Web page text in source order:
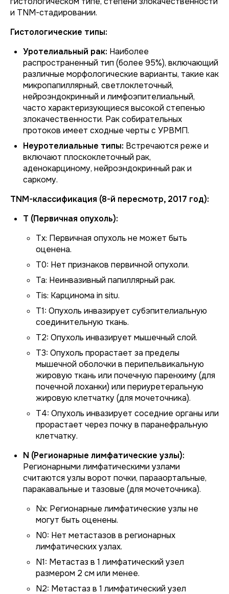
и TNM-стадировании.
Гистологические типы:
Уротелиальный рак: Наиболее
распространенный тип (более 95%), включающий
различные морфологические варианты, такие как
микропапиллярный, светлоклеточный,
нейроэндокринный и лимфоэпителиальный,
часто характеризующиеся высокой степенью
злокачественности. Рак собирательных
протоков имеет сходные черты с УРВМП.
Неуротелиальные типы: Встречаются реже и
включают плоскоклеточный рак,
аденокарциному, нейроэндокринный рак и
саркому.
TNM-классификация (8-й пересмотр, 2017 год):
T (Первичная опухоль):
Tx: Первичная опухоль не может быть
оценена.
T0: Нет признаков первичной опухоли.
Ta: Неинвазивный папиллярный рак.
Tis: Карцинома in situ.
T1: Опухоль инвазирует субэпителиальную
соединительную ткань.
T2: Опухоль инвазирует мышечный слой.
T3: Опухоль прорастает за пределы
мышечной оболочки в перипельвикальную
жировую ткань или почечную паренхиму (для
почечной лоханки) или периуретеральную
жировую клетчатку (для мочеточника).
T4: Опухоль инвазирует соседние органы или
прорастает через почку в паранефральную
клетчатку.
N (Регионарные лимфатические узлы):
Регионарными лимфатическими узлами
считаются узлы ворот почки, парааортальные,
паракавальные и тазовые (для мочеточника).
Nx: Регионарные лимфатические узлы не
могут быть оценены.
N0: Нет метастазов в регионарных
лимфатических узлах.
N1: Метастаз в 1 лимфатический узел
размером 2 см или менее.
N2: Метастаз в 1 лимфатический узел